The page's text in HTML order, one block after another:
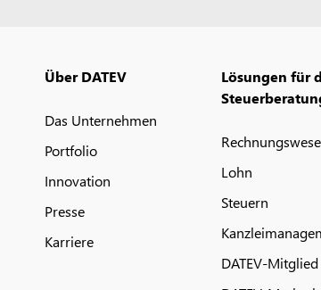
Über DATEV
Das Unternehmen
Portfolio
Innovation
Presse
Karriere
Lösungen für
Lohn
Steuern
DATEV-